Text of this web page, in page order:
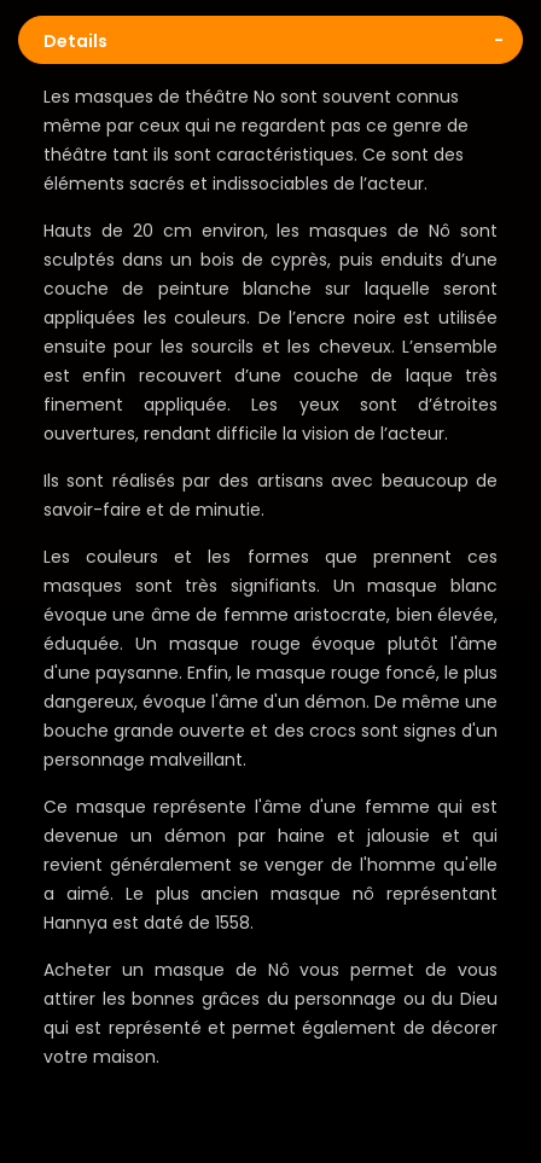
Details
Les masques de théâtre No sont souvent connus
même par ceux qui ne regardent pas ce genre de
théâtre tant ils sont caractéristiques. Ce sont des
éléments sacrés et indissociables de l’acteur.
Hauts de 20 cm environ, les masques de Nô sont
sculptés dans un bois de cyprès, puis enduits d’une
couche de peinture blanche sur laquelle seront
appliquées les couleurs. De l’encre noire est utilisée
ensuite pour les sourcils et les cheveux. L’ensemble
est enfin recouvert d’une couche de laque très
finement appliquée. Les yeux sont d’étroites
ouvertures, rendant difficile la vision de l’acteur.
Ils sont réalisés par des artisans avec beaucoup de
savoir-faire et de minutie.
Les couleurs et les formes que prennent ces
masques sont très signifiants. Un masque blanc
évoque une âme de femme aristocrate, bien élevée,
éduquée. Un masque rouge évoque plutôt l'âme
d'une paysanne. Enfin, le masque rouge foncé, le plus
dangereux, évoque l'âme d'un démon. De même une
bouche grande ouverte et des crocs sont signes d'un
personnage malveillant.
Ce masque représente l'âme d'une femme qui est
devenue un démon par haine et jalousie et qui
revient généralement se venger de l'homme qu'elle
a aimé. Le plus ancienmasque nô représentant
Hannya est daté de 1558.
Acheter un masque de Nô vous permet de vous
attirer les bonnes grâces du personnage ou du Dieu
qui est représenté et permet également de décorer
votre maison.